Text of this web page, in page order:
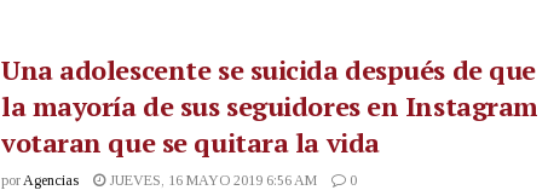
Una adolescente se suicida después de que
la mayoría de sus seguidores en Instagram
votaran que se quitara la vida
por Agencias JUEVES, 16 MAYO 2019 6:56 AM 0